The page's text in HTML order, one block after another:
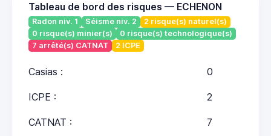
Tableau de bord des risques — ECHENON
Radon niv. 1 Séisme niv. 2
2 risque(s) naturel(s)
0 risque(s) minier(s)
0 risque(s) technologique(s)
7 arrêté(s) CATNAT
2 ICPE
Casias : 0
ICPE : 2
CATNAT : 7